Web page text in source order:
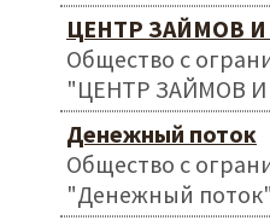
ЦЕНТР ЗАЙМОВ
Общество с
"ЦЕНТР ЗАЙМОВ
Денежный поток
Общество с
"Денежный поток"